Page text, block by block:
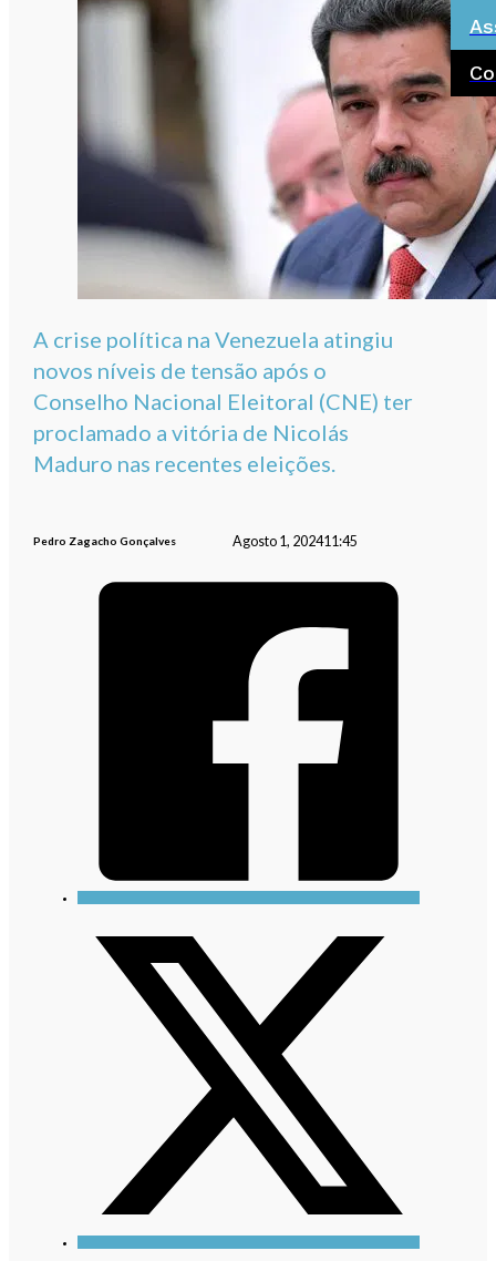
A crise política na Venezuela atingiu
novos níveis de tensão após o
Conselho Nacional Eleitoral (CNE) ter
proclamado a vitória de Nicolás
Maduro nas recentes eleições.
Pedro Zagacho Gonçalves Agosto 1, 202411:45